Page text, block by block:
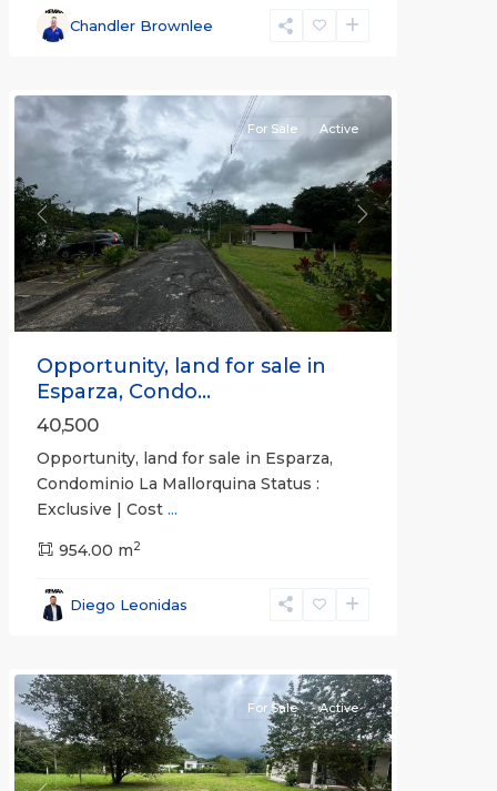
Chandler Brownlee
Esparza,
Puntarenas
Previous Next
For Sale Active
Opportunity, land for sale in
Esparza, Condo...
40,500
Opportunity, land for sale in Esparza,
Condominio La Mallorquina Status :
Exclusive | Cost ...
954.00 m2
Diego Leonidas
Esparza,
Puntarenas
For Sale Active